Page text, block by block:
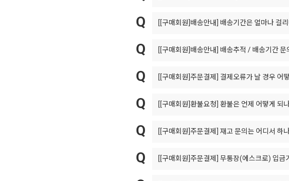
[[구매회원]배송안내] 배송기간은 얼마나 걸
[[구매회원]배송안내] 배송추적 / 배송기간 문
[[구매회원]주문결제] 결제오류가 날 경우 어
[[구매회원]환불요청] 환불은 언제 어떻게 되
[[구매회원]주문결제] 재고 문의는 어디서 하
[[구매회원]주문결제] 무통장(에스크로) 입금